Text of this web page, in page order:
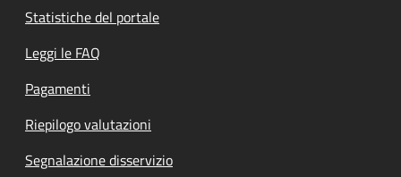
Statistiche del portale
Leggi le FAQ
Pagamenti
Riepilogo valutazioni
Segnalazione disservizio